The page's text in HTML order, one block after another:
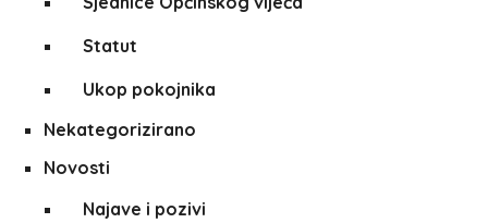
Statut
Ukop pokojnika
Nekategorizirano
Novosti
Najave i pozivi